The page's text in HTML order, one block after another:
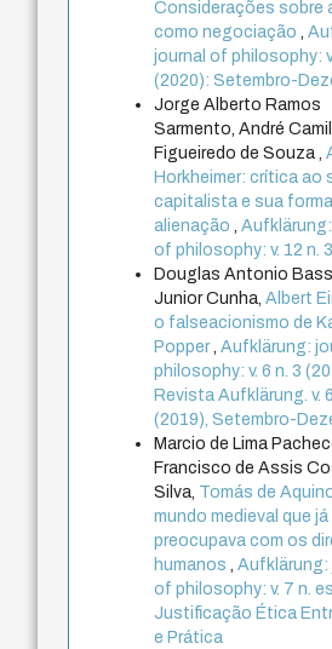
Considerações sobre
como negociação,
journal of philosophy:
(2020): Setembro-
Jorge Alberto Ramos
Sarmento, André
Figueiredo de Souza ,
Horkheimer: crítica ao
capitalista e sua
alienação,Aufklärung:
of philosophy: v. 12 n.
Douglas Antonio
Junior Cunha,Albert
o falseacionismo de
Popper,Aufklärung:
philosophy: v. 6 n. 3
Revista Aufklärung. v.
(2019), Setembro-
Marcio de Lima
Francisco de Assis
Silva, Tomás de
mundo medieval que já
preocupava com os
humanos,Aufklärung:
of philosophy: v. 7 n.
Justificação Ética
e Prática